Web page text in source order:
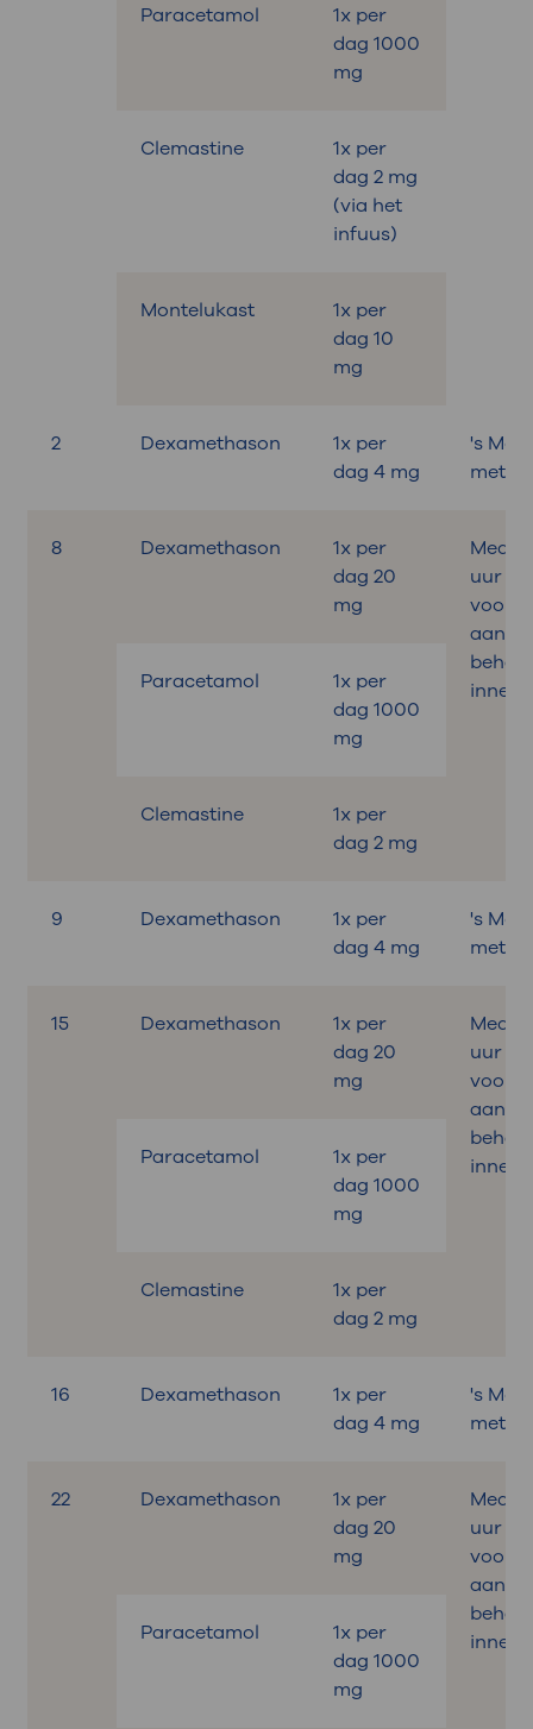
Paracetamol
1x per
dag 1000
mg
Clemastine
1x per
dag 2 mg
(via het
infuus)
Montelukast
1x per
dag 10
mg
2 Dexamethason
1x per
dag 4 mg
's
met
8 Dexamethason
1x per
dag 20
mg
uur
aan de
Paracetamol
1x per
dag 1000
mg
Clemastine
1x per
dag 2 mg
9 Dexamethason
1x per
dag 4 mg
's
met
15 Dexamethason
1x per
dag 20
mg
uur
aan de
Paracetamol
1x per
dag 1000
mg
Clemastine
1x per
dag 2 mg
16 Dexamethason
1x per
dag 4 mg
's
met
22 Dexamethason
1x per
dag 20
mg
uur
aan de
Paracetamol
1x per
dag 1000
mg